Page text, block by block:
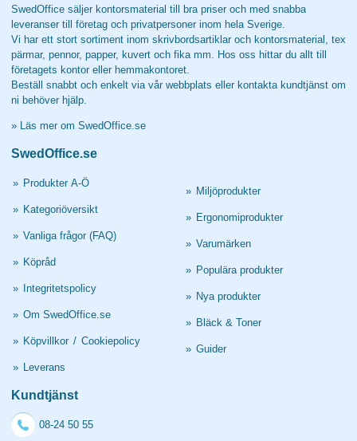
SwedOffice säljer kontorsmaterial till bra priser och med snabba
leveranser till företag och privatpersoner inom hela Sverige.
Vi har ett stort sortiment inom skrivbordsartiklar och kontorsmaterial, tex
pärmar, pennor, papper, kuvert och fika mm. Hos oss hittar du allt till
företagets kontor eller hemmakontoret.
Beställ snabbt och enkelt via vår webbplats eller kontakta kundtjänst om
ni behöver hjälp.
» Läs mer om SwedOffice.se
SwedOffice.se
» Produkter A-Ö
» Kategoriöversikt
» Vanliga frågor (FAQ)
» Köpråd
» Integritetspolicy
» Om SwedOffice.se
» Köpvillkor / Cookiepolicy
» Leverans
» Miljöprodukter
» Ergonomiprodukter
» Varumärken
» Populära produkter
» Nya produkter
» Bläck & Toner
» Guider
Kundtjänst
08-24 50 55